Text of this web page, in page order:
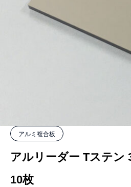
アルミ複合板
アルリーダー Tステン
10枚